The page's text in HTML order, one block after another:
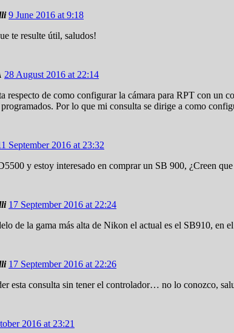
9 June 2016 at 9:18
te resulte útil, saludos!
28 August 2016 at 22:14
respecto de como configurar la cámara para RPT con un
Por lo que mi consulta se dirige a como
September 2016 at 23:32
y estoy interesado en comprar un SB 900, ¿Creen
17 September 2016 at 22:24
de la gama más alta de Nikon el actual es el SB910, en
17 September 2016 at 22:26
esta consulta sin tener el controlador… no lo conozco,
2016 at 23:21